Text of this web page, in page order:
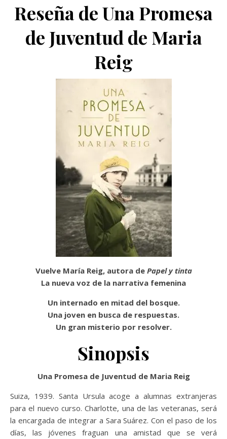
Reseña de Una Promesa
de Juventud de Maria
Reig
Vuelve María Reig, autora de Papel y tinta
La nueva voz de la narrativa femenina
Un internado en mitad del bosque.
Una joven en busca de respuestas.
Un gran misterio por resolver.
Sinopsis
Una Promesa de Juventud de Maria Reig
Suiza, 1939. Santa Ursula acoge a alumnas extranjeras
para el nuevo curso. Charlotte, una de las veteranas, será
la encargada de integrar a Sara Suárez. Con el paso de los
días, las jóvenes fraguan una amistad que se verá